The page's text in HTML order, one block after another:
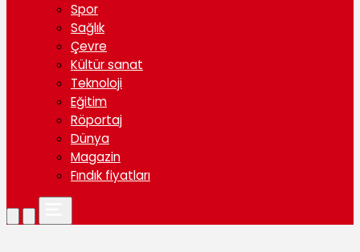
Spor
Sağlık
Çevre
Kültür sanat
Teknoloji
Eğitim
Röportaj
Dünya
Magazin
Fındık fiyatları